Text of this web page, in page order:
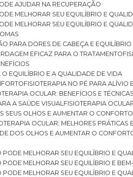
AJUDAR NA RECUPERAÇÃO
MELHORAR SEU EQUILÍBRIO E
MELHORAR SEU EQUILÍBRIO E
PARA DORES DE CABEÇA E EQUILÍBRIO
EFICAZ PARA O TRATAMENTO
O EQUILÍBRIO E A QUALIDADE DE VIDA
FISIOTERAPIA NO PÉ PARA ALÍVIO
OCULAR: BENEFÍCIOS E TÉCNICAS
A SAÚDE VISUAL FISIOTERAPIA
SEUS OLHOS E AUMENTAR O
OCULAR: MELHORES PRÁTICAS
DOS OLHOS E AUMENTAR O
PODE MELHORAR SEU EQUILÍBRIO E
PODE MELHORAR SEU EQUILÍBRIO E
PODE MELHORAR SEU EQUILÍBRIO E